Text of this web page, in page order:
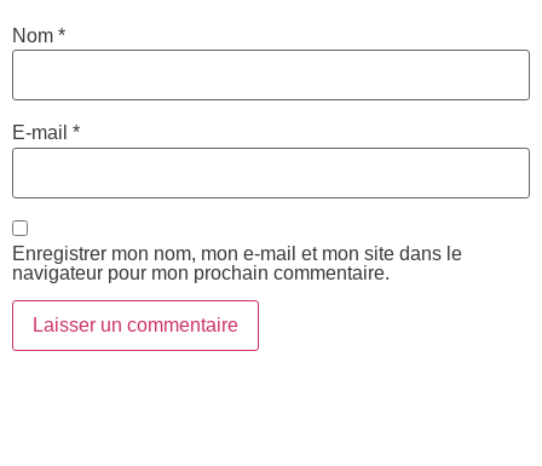
Nom *
E-mail *
Enregistrer mon nom, mon e-mail et mon site dans le
navigateur pour mon prochain commentaire.